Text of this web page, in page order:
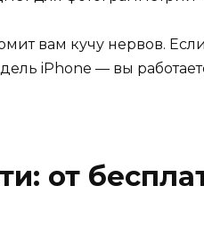
вам кучу нервов.
iPhone — вы
от